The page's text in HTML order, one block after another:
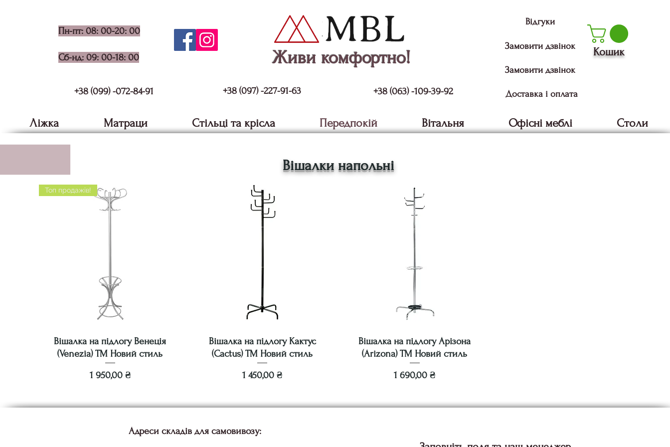
Пн-пт: 08: 00-20: 00
Сб-нд: 09: 00-18: 00 Живи комфортно!
Відгуки
Замовити дзвінок
Замовити дзвінок
Кошик
+38 (099) -072-84-91 +38 (097) -227-91-63 +38 (063) -109-39-92 Доставка і оплата
Ліжка Матраци Стільці та крісла Передпокій Вітальня Офісні меблі Столи
Вішалки напольні
Топ продажів!
Вішалка на підлогу Венеція
(Venezia) ТМ Новий стиль
Ціна
1 950,00 ₴
Вішалка на підлогу Кактус
(Cactus) ТМ Новий стиль
Ціна
1 450,00 ₴
Вішалка на підлогу Арізона
(Arizona) ТМ Новий стиль
Ціна
1 690,00 ₴
Адреси складів для самовивозу: